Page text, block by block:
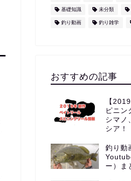
基礎知識 未分類
釣り動画 釣り雑学
おすすめの記事
【
ピニン
シマノ
シア！
釣り動
ー）ま